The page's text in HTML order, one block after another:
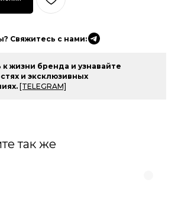
Свяжитесь с нами:
жизни бренда и узнавайте
и эксклюзивных
[TELEGRAM]
так же